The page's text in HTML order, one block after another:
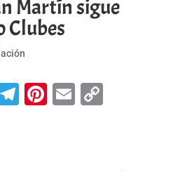
Martín sigue
Clubes
Telegram
Pinterest
EmailCopy